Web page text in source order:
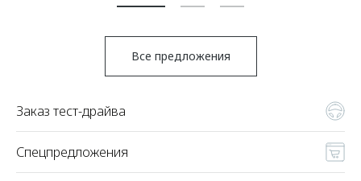
Все предложения
Заказ тест-драйва
Спецпредложения